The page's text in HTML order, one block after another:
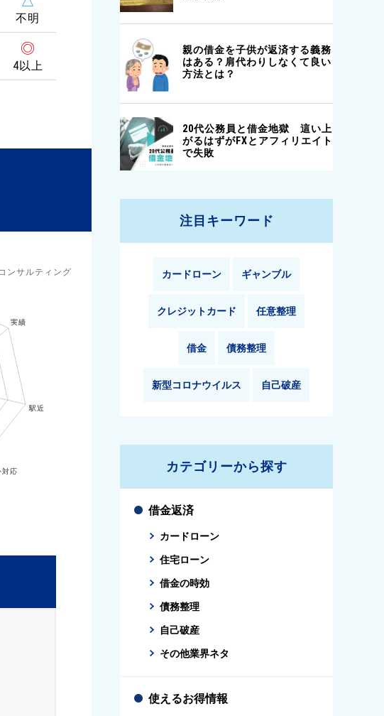
不明
◎
4以上 3未満・不明
注目キーワード
カードローン ギャンブル
クレジットカード 任意整理
借金 債務整理
新型コロナウイルス 自己破産
カテゴリーから探す
借金返済
カードローン
住宅ローン
借金の時効
債務整理
自己破産
その他業界ネタ
使えるお得情報